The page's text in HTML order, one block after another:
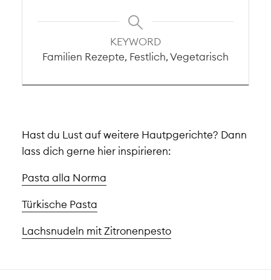
KEYWORD
Familien Rezepte, Festlich, Vegetarisch
Hast du Lust auf weitere Hautpgerichte? Dann
lass dich gerne hier inspirieren:
Pasta alla Norma
Türkische Pasta
Lachsnudeln mit Zitronenpesto